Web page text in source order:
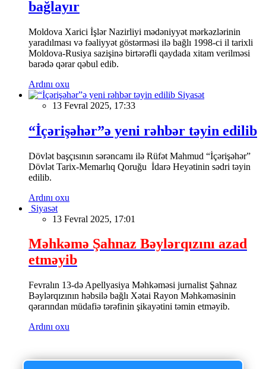
bağlayır
Moldova Xarici İşlər Nazirliyi mədəniyyət mərkəzlərinin
yaradılması və fəaliyyət göstərməsi ilə bağlı 1998-ci il tarixli
Moldova-Rusiya sazişinə birtərəfli qaydada xitam verilməsi
barədə qərar qəbul edib.
Ardını oxu
Siyasət
13 Fevral 2025, 17:33
“İçərişəhər”ə yeni rəhbər təyin edilib
Dövlət başçısının sərəncamı ilə Rüfət Mahmud “İçərişəhər”
Dövlət Tarix-Memarlıq Qoruğu İdarə Heyətinin sədri təyin
edilib.
Ardını oxu
Siyasət
13 Fevral 2025, 17:01
Məhkəmə Şahnaz Bəylərqızını azad
etməyib
Fevralın 13-də Apellyasiya Məhkəməsi jurnalist Şahnaz
Bəylərqızının həbsilə bağlı Xətai Rayon Məhkəməsinin
qərarından müdafiə tərəfinin şikayətini təmin etməyib.
Ardını oxu